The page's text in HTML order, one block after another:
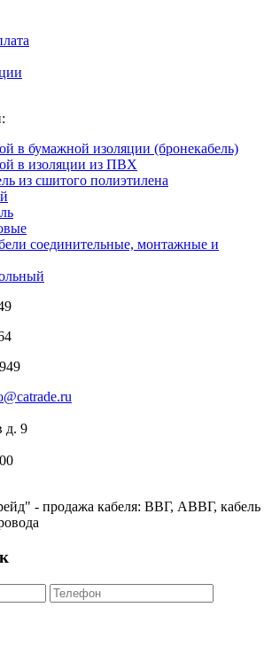
в бумажной изоляции (бронекабель)
в изоляции из ПВХ
из сшитого полиэтилена
соединительные, монтажные и
д. 9
- продажа кабеля: ВВГ, АВВГ, кабель